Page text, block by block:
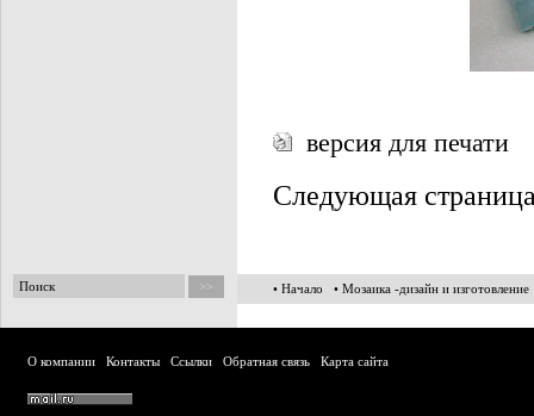
версия для печати
Следующая
• Начало • Мозаика -дизайн и изготовление
О компании Контакты Ссылки Обратная связь Карта сайта